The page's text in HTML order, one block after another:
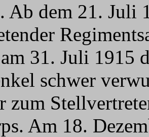
Ab dem 21. Juli
31. Juli 1915
schwer
zum
Am 18.